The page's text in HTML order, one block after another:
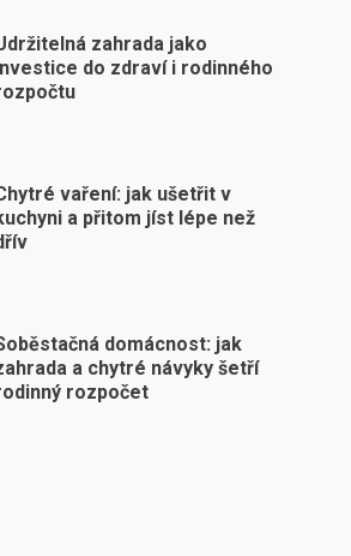
zahrada jako
do zdraví i rodinného
vaření: jak ušetřit v
a přitom jíst lépe než
domácnost: jak
a chytré návyky šetří
rozpočet